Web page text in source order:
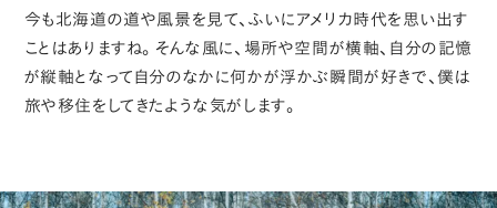
今も北海道の道や風景を見て、ふいにアメリカ時代を思い出す
ことはありますね。そんな風に、場所や空間が横軸、自分の記憶
が縦軸となって自分のなかに何かが浮かぶ瞬間が好きで、僕は
旅や移住をしてきたような気がします。